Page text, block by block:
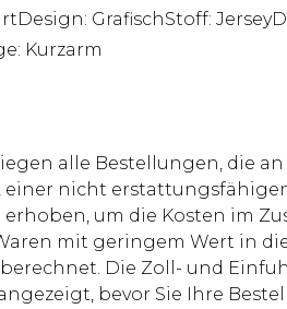
GrafischStoff:
Kurzarm
alle Bestellungen, die an
nicht
um die Kosten im
mit geringem Wert in
Die Zoll- und
bevor Sie Ihre